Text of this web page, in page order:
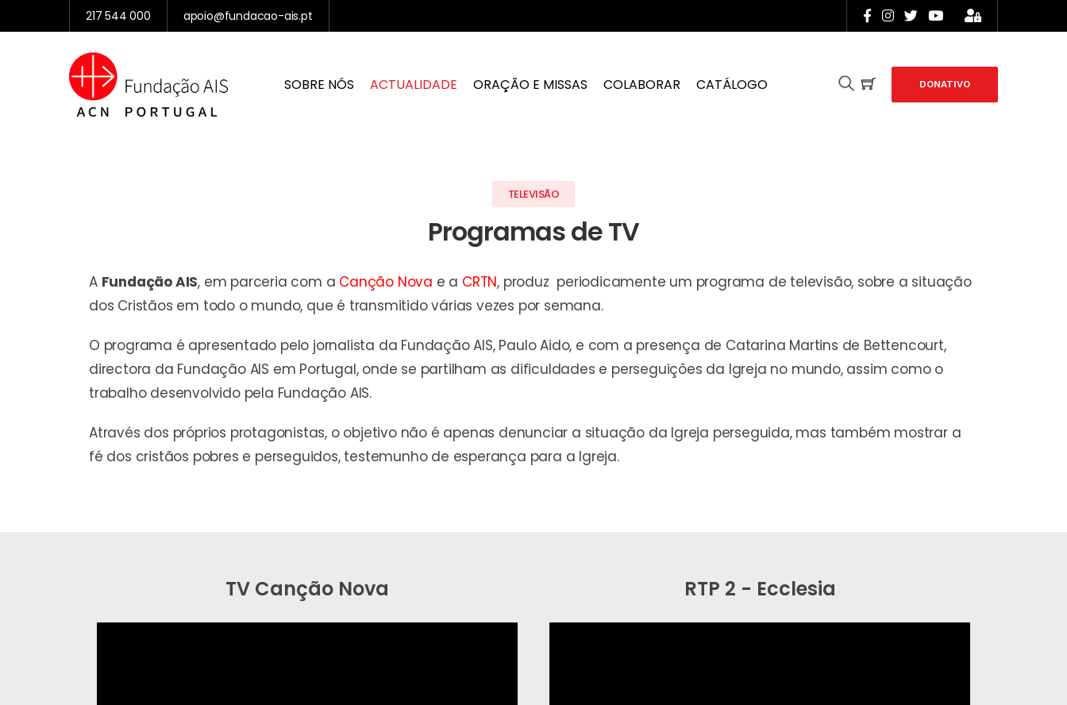
217 544 000 apoio@fundacao-ais.pt
SOBRE NÓS ACTUALIDADE ORAÇÃO E MISSAS COLABORAR CATÁLOGO DONATIVO
TELEVISÃO
Programas de TV
A Fundação AIS, em parceria com a Canção Nova e a CRTN, produz periodicamente um programa de televisão, sobre a situação
dos Cristãos em todo o mundo, que é transmitido várias vezes por semana.
O programa é apresentado pelo jornalista da Fundação AIS, Paulo Aido, e com a presença de Catarina Martins de Bettencourt,
directora da Fundação AIS em Portugal, onde se partilham as dificuldades e perseguições da Igreja no mundo, assim como o
trabalho desenvolvido pela Fundação AIS.
Através dos próprios protagonistas, o objetivo não é apenas denunciar a situação da Igreja perseguida, mas também mostrar a
fé dos cristãos pobres e perseguidos, testemunho de esperança para a Igreja.
TV Canção Nova RTP 2 - Ecclesia